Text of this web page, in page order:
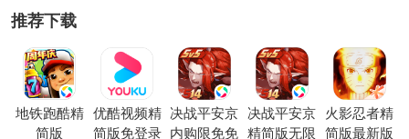
推荐下载
地铁跑酷精
简版
优酷视频精
简版免登录
决战平安京
内购限免免
决战平安京
精简版无限
火影忍者精
简版最新版